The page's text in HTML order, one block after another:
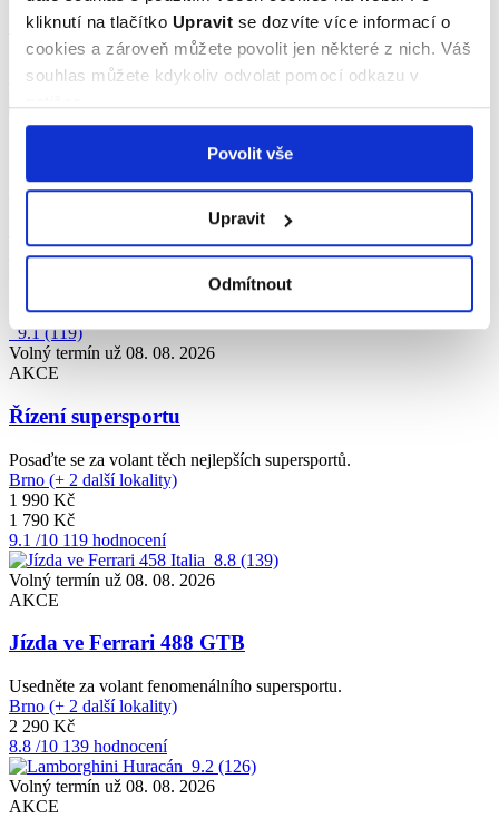
kliknutí na tlačítko Upravit se dozvíte více informací o
cookies a zároveň můžete povolit jen některé z nich. Váš
souhlas můžete kdykoliv odvolat pomocí odkazu v
Povolit vše
Upravit
Odmítnout
Zkuste si pilotovat skutečný ultralight.
Miroslav (okres Znojmo)
(+ 2 další lokality)
3 900 Kč
9.6 /10 50 hodnocení
9.6 (352)
Volný termín už 07. 08. 2026
Flyboarding
Jen vy, flyboard a 4 metry pod vámi. Letíte!
Brno (Brněnská přehrada)
9.6 /10 352 hodnocení
9.1 (119)
Volný termín už 08. 08. 2026
AKCE
Řízení supersportu
Posaďte se za volant těch nejlepších supersportů.
Brno (+ 2 další lokality)
1 990 Kč
1 790 Kč
9.1 /10 119 hodnocení
8.8 (139)
Volný termín už 08. 08. 2026
AKCE
Jízda ve Ferrari 488 GTB
Usedněte za volant fenomenálního supersportu.
Brno (+ 2 další lokality)
2 290 Kč
8.8 /10 139 hodnocení
9.2 (126)
Volný termín už 08. 08. 2026
AKCE